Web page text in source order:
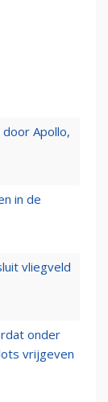
Apollo,
in de
vliegveld
onder
vrijgeven